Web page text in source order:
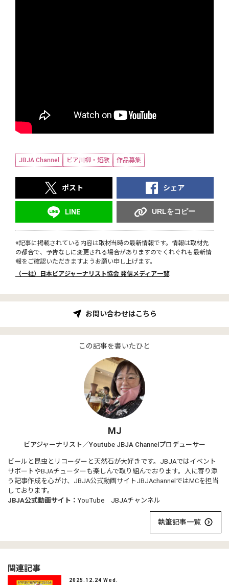
JBJA Channel ビア川柳・短歌 作品募集
ポスト シェア
LINE URLをコピー
※記事に掲載されている内容は取材当時の最新情報です。情報は取材先
の都合で、予告なしに変更される場合がありますのでくれぐれも最新情
報をご確認いただきますようお願い申し上げます。
（一社）日本ビアジャーナリスト協会 発信メディア一覧
お問い合わせはこちら
この記事を書いたひと
MJ
ビアジャーナリスト／Youtube JBJA Channelプロデューサー
ビールと昆虫とリコーダーと天然石が大好きです。JBJAではイベント
サポートやBJAチューターも楽しんで取り組んでおります。人に寄り添
う記事作成を心がけ、JBJA公式動画サイトJBJAchannelではMCを担当
しております。
JBJA公式動画サイト：YouTube JBJAチャンネル
執筆記事一覧
関連記事
2025.12.24 Wed.